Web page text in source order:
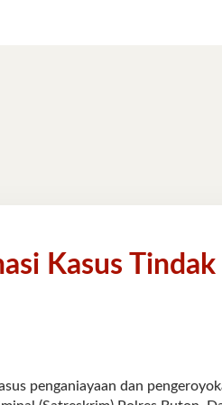
Kasus
penganiayaan dan